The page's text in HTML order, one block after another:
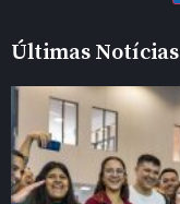
Últimas Notícias